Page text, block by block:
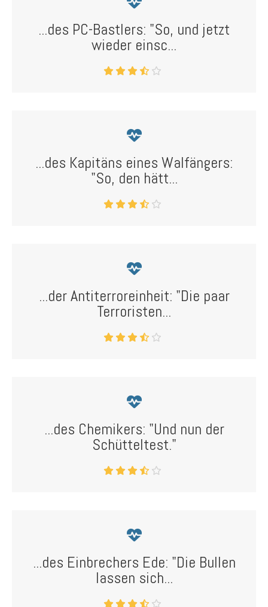
...des PC-Bastlers: "So, und jetzt
wieder einsc...
...des Kapitäns eines Walfängers:
"So, den hätt...
...der Antiterroreinheit: "Die paar
Terroristen...
...des Chemikers: "Und nun der
Schütteltest."
...des Einbrechers Ede: "Die Bullen
lassen sich...